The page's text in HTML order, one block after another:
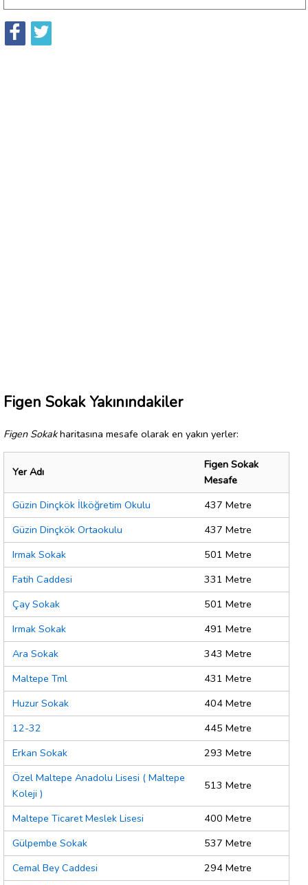
Figen Sokak Yakınındakiler
Figen Sokakharitasına mesafe olarak en yakın yerler:
Yer Adı
Figen Sokak
Mesafe
Güzin Dinçkök İlköğretim Okulu
437 Metre
Güzin Dinçkök Ortaokulu
437 Metre
Irmak Sokak
501 Metre
Fatih Caddesi
331 Metre
Çay Sokak
501 Metre
Irmak Sokak
491 Metre
Ara Sokak
343 Metre
Maltepe Tml
431 Metre
Huzur Sokak
404 Metre
12-32
445 Metre
Erkan Sokak
293 Metre
Özel Maltepe Anadolu Lisesi ( Maltepe
Koleji )
513 Metre
Maltepe Ticaret Meslek Lisesi
400 Metre
Gülpembe Sokak
537 Metre
Cemal Bey Caddesi
294 Metre